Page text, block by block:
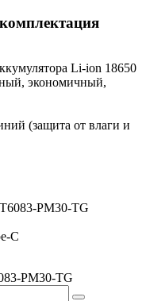
Li-ion 18650
экономичный,
(защита от влаги и
PM30-TG
C
PM30-TG